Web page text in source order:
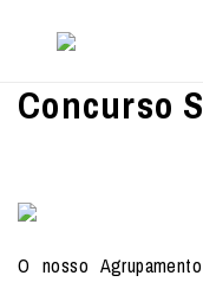
Concurso
O nosso